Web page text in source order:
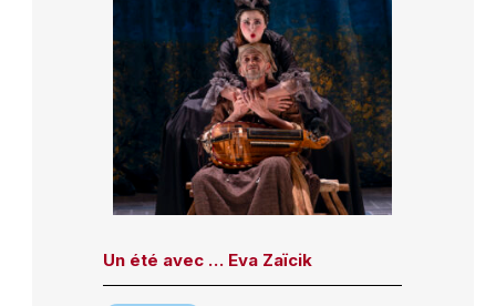
Un été avec … Eva Zaïcik